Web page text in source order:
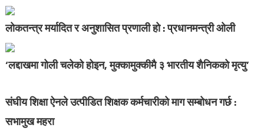
लोकतन्त्र मर्यादित र अनुशासित प्रणाली हो : प्रधानमन्त्री ओली
‘लद्दाखमा गोली चलेको होइन, मुक्कामुक्कीमै ३ भारतीय शैनिकको मृत्यु’
संघीय शिक्षा ऐनले उत्पीडित शिक्षक कर्मचारीको माग सम्बोधन गर्छ :
सभामुख महरा